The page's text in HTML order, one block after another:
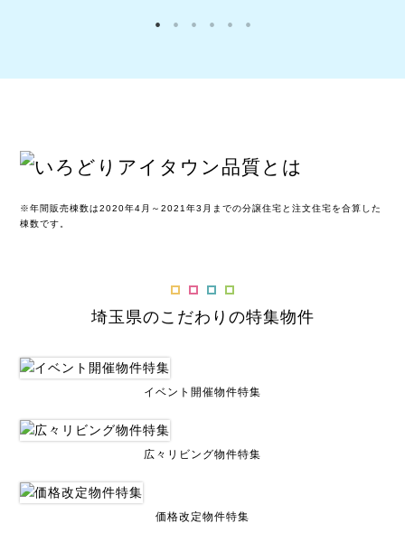
※年間販売棟数は2020年4月～2021年3月までの分譲住宅と注文住宅を合算した
棟数です。
埼玉県のこだわりの特集物件
イベント開催物件特集
広々リビング物件特集
価格改定物件特集